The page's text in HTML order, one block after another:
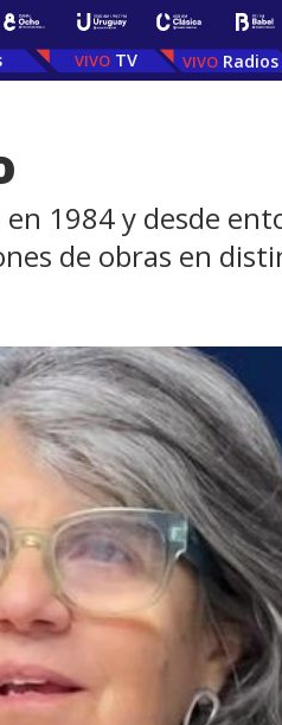
TV Radios
1984 y desde
de obras en